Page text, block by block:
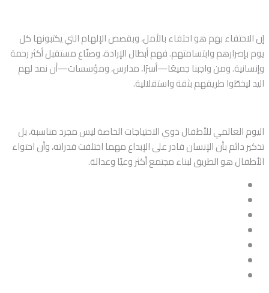
إن الاحتفاء بهم هو احتفاء بالأمل، وبقصص الإلهام التي يكتبونها كل
يوم بإصرارهم وابتسامتهم. فهم أبطال الإرادة، وصنّاع مستقبل أكثر رحمة
وإنسانية. ومن واجبنا جميعًا—أسرًا، مدارس، ومؤسسات—أن نمد لهم
اليد ليخطّوا طريقهم بثقة واستقلالية.
اليوم العالمي للأطفال ذوي الاحتياجات الخاصة ليس مجرد مناسبة، بل
تذكير دائم بأن الإنسان قادر على الإبداع مهما اختلفت قدراته، وأن احتواء
الأطفال هو الطريق لبناء مجتمع أكثر وعيًا وعدالة.